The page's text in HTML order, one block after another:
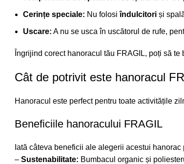
Cerințe speciale: Nu folosiîndulcitori și
Uscare: A nu se usca în uscătorul de rufe,
Îngrijind corect hanoracul tău FRAGIL, poți să
Cât de potrivit este hanoracul
Hanoracul este perfect pentru toate activitățile
Beneficiile hanoracului FRAGIL
Iată câteva beneficii ale alegerii acestui hanorac
– Sustenabilitate: Bumbacul organic și